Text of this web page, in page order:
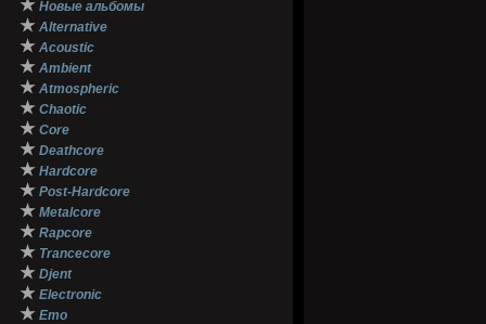
★ Новые альбомы
★ Alternative
★ Acoustic
★ Ambient
★ Atmospheric
★ Chaotic
★ Core
★ Deathcore
★ Hardcore
★ Post-Hardcore
★ Metalcore
★ Rapcore
★ Trancecore
★ Djent
★ Electronic
★ Emo